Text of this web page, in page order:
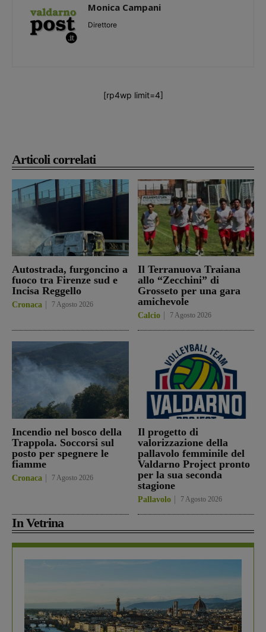
Articoli correlati
Autostrada, furgoncino a
fuoco tra Firenze sud e
Incisa Reggello
Cronaca 7 Agosto 2026
Il Terranuova Traiana
allo “Zecchini” di
Grosseto per una gara
amichevole
Calcio 7 Agosto 2026
Incendio nel bosco della
Trappola. Soccorsi sul
posto per spegnere le
fiamme
Cronaca 7 Agosto 2026
Il progetto di
valorizzazione della
pallavolo femminile del
Valdarno Project pronto
per la sua seconda
stagione
Pallavolo 7 Agosto 2026
In Vetrina
Monica Campani
Direttore
[rp4wp limit=4]